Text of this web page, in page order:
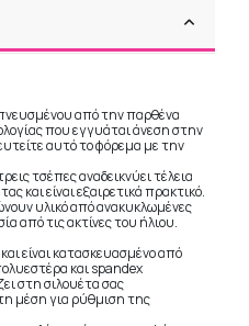
από την παρθένα
που εγγυάται άνεση στην
αυτό το φόρεμα με την
τσέπες αναδεικνύει τέλεια
και είναι εξαιρετικά πρακτικό.
υλικό από ανακυκλωμένες
από τις ακτίνες του ήλιου.
είναι κατασκευασμένο από
και spandex
στη σιλουέτα σας
μέση για ρύθμιση της